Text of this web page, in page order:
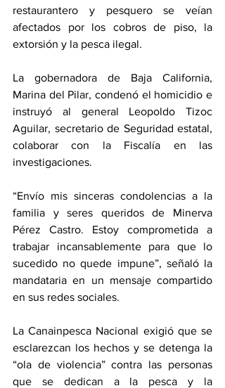
restaurantero y pesquero se veían
afectados por los cobros de piso, la
extorsión y la pesca ilegal.
La gobernadora de Baja California,
Marina del Pilar, condenó el homicidio e
instruyó al general Leopoldo Tizoc
Aguilar, secretario de Seguridad estatal,
colaborar con la Fiscalía en las
investigaciones.
“Envío mis sinceras condolencias a la
familia y seres queridos de Minerva
Pérez Castro. Estoy comprometida a
trabajar incansablemente para que lo
sucedido no quede impune”, señaló la
mandataria en un mensaje compartido
en sus redes sociales.
La Canainpesca Nacional exigió que se
esclarezcan los hechos y se detenga la
“ola de violencia” contra las personas
que se dedican a la pesca y la